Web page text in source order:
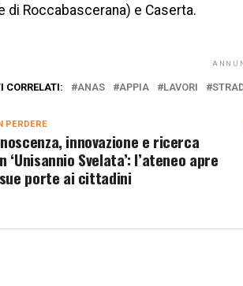
di Roccabascerana) e Caserta.
CORRELATI: ANAS APPIA LAVORI
PERDERE
innovazione e ricerca
‘Unisannio Svelata’: l’ateneo apre
porte ai cittadini